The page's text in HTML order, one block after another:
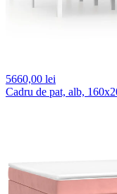
5660,00 lei
Cadru de pat, alb,